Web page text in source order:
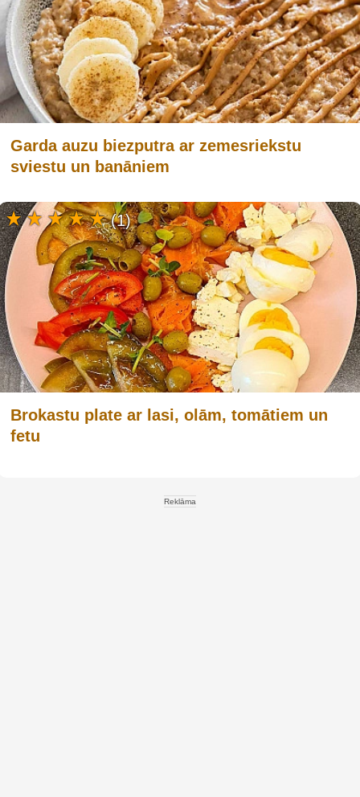
Garda auzu biezputra ar zemesriekstu
sviestu un banāniem
Brokastu plate ar lasi, olām, tomātiem un
fetu
(1)
Reklāma